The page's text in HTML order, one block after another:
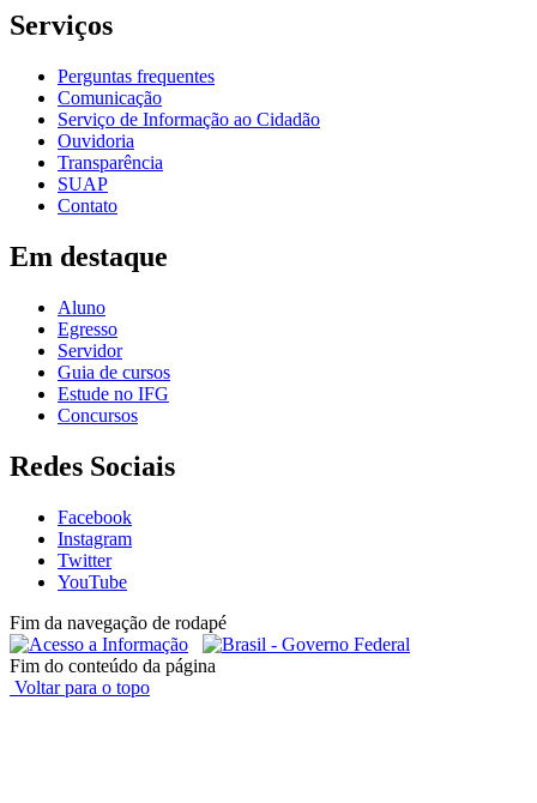
Serviços
Perguntas frequentes
Comunicação
Serviço de Informação ao Cidadão
Ouvidoria
Transparência
SUAP
Contato
Em destaque
Aluno
Egresso
Servidor
Guia de cursos
Estude no IFG
Concursos
Redes Sociais
Facebook
Instagram
Twitter
YouTube
Fim da navegação de rodapé
Fim do conteúdo da página
Voltar para o topo